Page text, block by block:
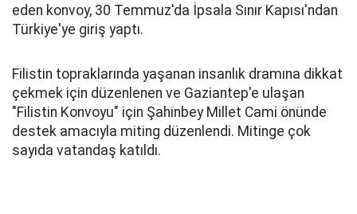
eden konvoy, 30 Temmuz'da İpsala Sınır Kapısı'ndan
Türkiye'ye giriş yaptı.
Filistin topraklarında yaşanan insanlık dramına dikkat
çekmek için düzenlenen ve Gaziantep'e ulaşan
"Filistin Konvoyu" için Şahinbey Millet Cami önünde
destek amacıyla miting düzenlendi. Mitinge çok
sayıda vatandaş katıldı.